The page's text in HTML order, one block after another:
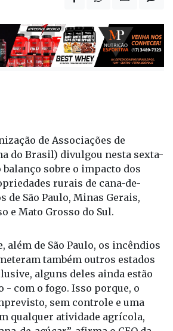
cana-de-açúcar de cerca de 15%
de Associações de
do Brasil) divulgou nesta sexta-
balanço sobre o impacto dos
rurais de cana-de-
e Mato Grosso do Sul.
além de São Paulo, os incêndios
também outros estados
alguns deles ainda estão
- com o fogo. Isso porque, o